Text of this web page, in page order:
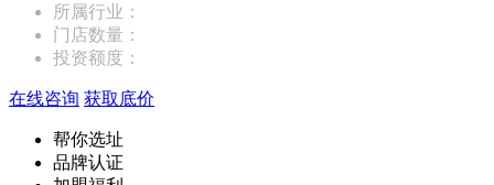
所属行业：
门店数量：
投资额度：
在线咨询 获取底价
帮你选址
品牌认证